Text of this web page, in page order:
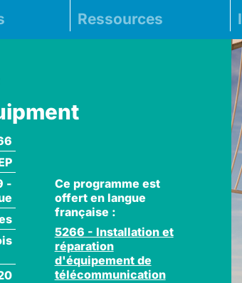
Ressources
-
Ce programme est
offert en langue
française :
5266 - Installation et
réparation
d'équipement de
télécommunication